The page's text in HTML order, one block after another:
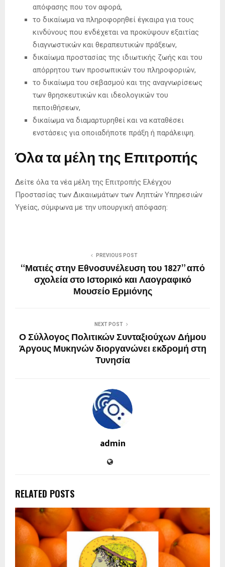
απόφασης που τον αφορά,
το δικαίωμα να πληροφορηθεί έγκαιρα για τους
κινδύνους που ενδέχεται να προκύψουν εξαιτίας
διαγνωστικών και θεραπευτικών πράξεων,
δικαίωμα προστασίας της ιδιωτικής ζωής και του
απόρρητου των προσωπικών του πληροφοριών,
το δικαίωμα του σεβασμού και της αναγνωρίσεως
των θρησκευτικών και ιδεολογικών του
πεποιθήσεων,
δικαίωμα να διαμαρτυρηθεί και να καταθέσει
ενστάσεις για οποιαδήποτε πράξη ή παράλειψη.
Όλα τα μέλη της Επιτροπής
Δείτε όλα τα νέα μέλη της Επιτροπής Ελέγχου
Προστασίας των Δικαιωμάτων των Ληπτών Υπηρεσιών
Υγείας, σύμφωνα με την υπουργική απόφαση:
PREVIOUS POST
“Ματιές στην Εθνοσυνέλευση του 1827” από
σχολεία στο Ιστορικό και Λαογραφικό
Μουσείο Ερμιόνης
NEXT POST
Ο Σύλλογος Πολιτικών Συνταξιούχων Δήμου
Άργους Μυκηνών διοργανώνει εκδρομή στη
Τυνησία
admin
RELATED POSTS